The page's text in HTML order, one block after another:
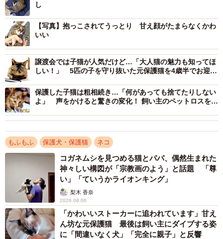
2/12
保護から1カ月、生後3カ月ほど。おうちでの暮らしになれていったしら
すちゃん（画像提供：硝子さん）
しらすちゃんを迎え入れたものの、家での暮らしに慣れる
までには紆余曲折があったといいます。
し
【写真】抱っこされてうっとり 甘え顔がたまらなくかわ
いい
譲渡会では子猫が人気だけど…「大人猫の魅力も知ってほ
しい！」 5匹の子を守り抜いた元保護猫を4歳半でお迎え
保護した子猫は粗相続き…「何があっても捨てたりしない
よ」 声をかけると驚きの変化！ 飼い主のペットロスを癒
もふもふ 保護犬・保護猫 ネコ
コガネムシを見つめる猫とパパ、偶然生まれた
神々しい構図が「宗教画のよう」と話題 「尊
い」「ていうかライオンキング」
梨木 香奈
2026.08.06
「かわいいストーカーに追われています」甘え
ん坊な元保護猫 最後は飼い主にダイブする姿
に「間違いなく犬」「完全に親子」と反響